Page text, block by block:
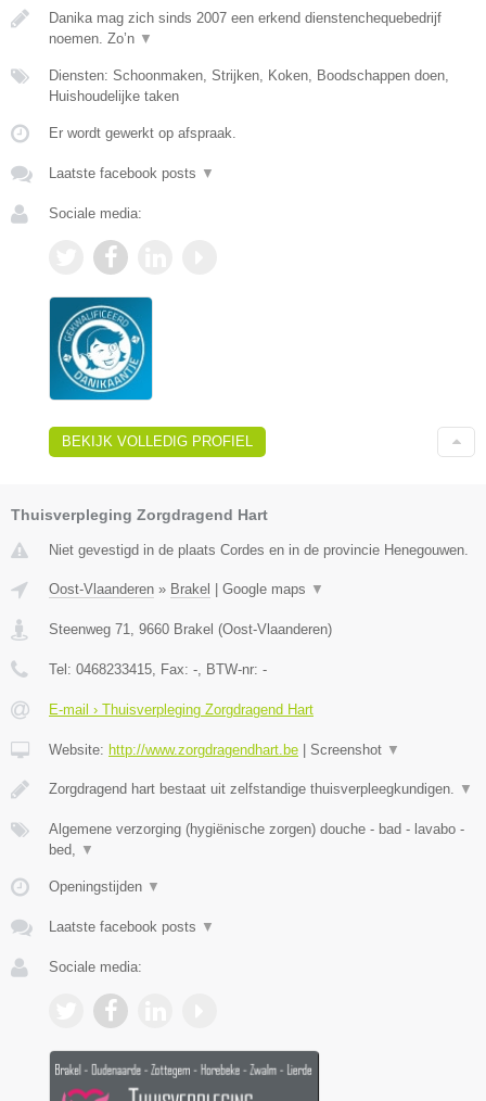
Danika mag zich sinds 2007 een erkend dienstenchequebedrijf
noemen. Zo’n ▼
Diensten: Schoonmaken, Strijken, Koken, Boodschappen doen,
Huishoudelijke taken
Er wordt gewerkt op afspraak.
Laatste facebook posts ▼
Sociale media:
BEKIJK VOLLEDIG PROFIEL
Thuisverpleging Zorgdragend Hart
Niet gevestigd in de plaats Cordes en in de provincie Henegouwen.
Oost-Vlaanderen » Brakel | Google maps ▼
Steenweg 71 9660 Brakel (Oost-Vlaanderen)
Tel: 0468233415 , Fax: - , BTW-nr: -
E-mail › Thuisverpleging Zorgdragend Hart
Website: http://www.zorgdragendhart.be | Screenshot ▼
Zorgdragend hart bestaat uit zelfstandige thuisverpleegkundigen. ▼
Algemene verzorging (hygiënische zorgen) douche - bad - lavabo -
bed,
▼
Openingstijden ▼
Laatste facebook posts ▼
Sociale media: